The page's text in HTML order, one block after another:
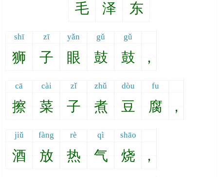
毛 泽 东
shī zī yǎn gǔ gǔ
狮 子 眼 鼓 鼓 ，
cā cài zǐ zhǔ dòu fu
擦 菜 子 煮 豆 腐 ，
jiǔ fàng rè qì shāo
酒 放 热 气 烧 ，